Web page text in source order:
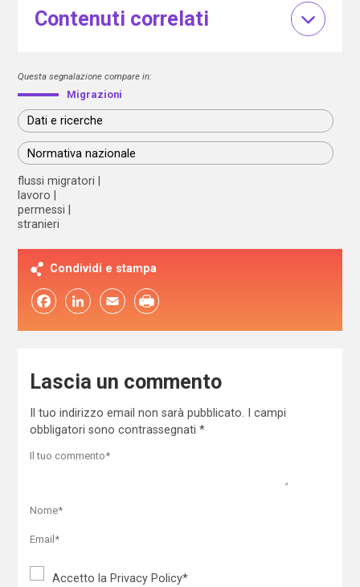
Contenuti correlati
Questa segnalazione compare in:
Migrazioni
Dati e ricerche
Normativa nazionale
flussi migratori
lavoro
permessi
stranieri
Condividi e stampa
FacebookLinkedIn Email
Lascia un commento
Il tuo indirizzo email non sarà pubblicato.
I campi
obbligatori sono contrassegnati *
Accetto la Privacy Policy*